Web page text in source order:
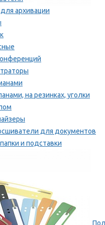
архивации
на резинках, уголки
для документов
и подставки